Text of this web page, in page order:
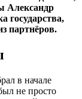
Александр
государства,
партнёров.
в начале
не просто